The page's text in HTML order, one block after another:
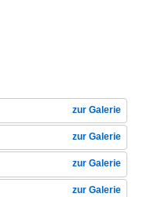
zur Galerie
zur Galerie
zur Galerie
zur Galerie